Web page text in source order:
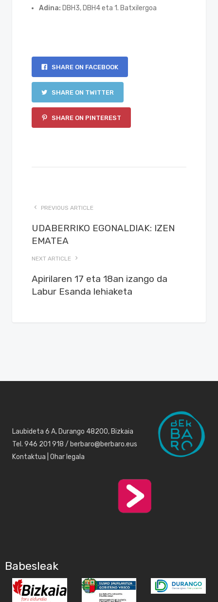
Adina: DBH3, DBH4 eta 1. Batxilergoa
SHARE ON FACEBOOK
SHARE ON TWITTER
SHARE ON PINTEREST
PREVIOUS ARTICLE
UDABERRIKO EGONALDIAK: IZEN
EMATEA
NEXT ARTICLE
Apirilaren 17 eta 18an izango da
Labur Esanda lehiaketa
Laubideta 6 A, Durango 48200, Bizkaia
Tel. 946 201 918 / berbaro@berbaro.eus
Kontaktua Ohar legala
Babesleak